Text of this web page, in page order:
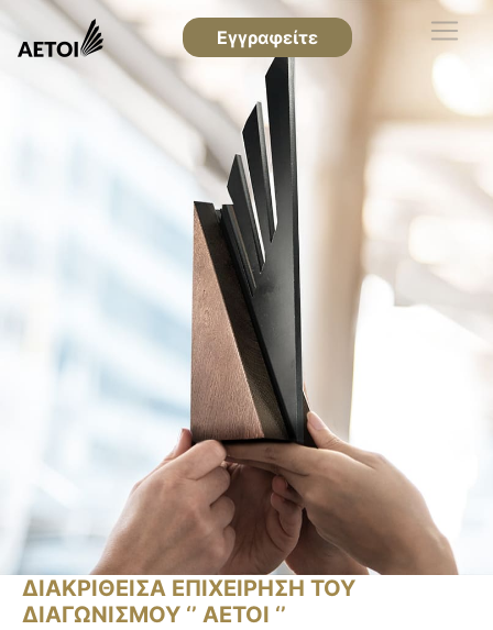
Εγγραφείτε
ΔΙΑΚΡΙΘΕΙΣΑ ΕΠΙΧΕΙΡΗΣΗ ΤΟΥ
ΔΙΑΓΩΝΙΣΜΟΥ ‘’ ΑΕΤΟΙ ‘’